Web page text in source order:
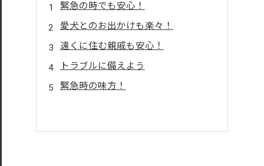
緊急の時でも安心！
愛犬とのお出かけも楽々！
遠くに住む親戚も安心！
トラブルに備えよう
緊急時の味方！